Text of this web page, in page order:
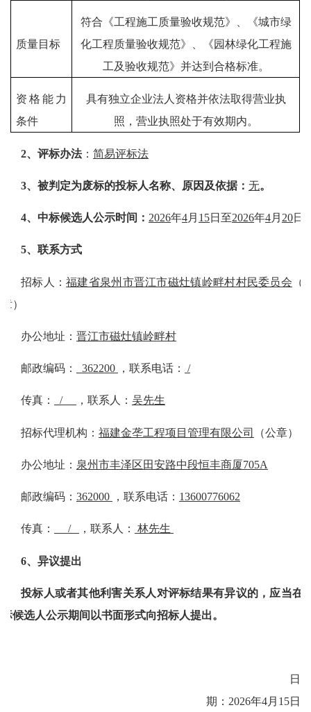
质量目标
符合《工程施工质量验收规范》、《城市绿
化工程质量验收规范》、《园林绿化工程施
工及验收规范》并达到合格标准。
资格能力
条件
具有独立企业法人资格并依法取得营业执
照，营业执照处于有效期内。
2、评标办法：简易评标法
3、被判定为废标的投标人名称、原因及依据：无。
4、中标候选人公示时间： 2026年4月 15日至2026年4月 20日
5、联系方式
招标人：福建省泉州市晋江市磁灶镇岭畔村村民委员会 （
章）
办公地址： 晋江市磁灶镇岭畔村
邮政编码： 362200 ，联系电话： /
传真： / ，联系人： 吴先生
招标代理机构： 福建金垄工程项目管理有限公司 （公章）
办公地址： 泉州市丰泽区田安路中段恒丰商厦705A
邮政编码： 362000 ，联系电话： 13600776062
传真： / ，联系人： 林先生
6、异议提出
投标人或者其他利害关系人对评标结果有异议的，应当在
标候选人公示期间以书面形式向招标人提出。
日
期： 2026年4月 15日